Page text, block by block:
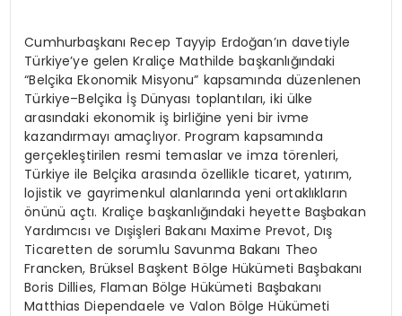
Cumhurbaşkanı Recep Tayyip Erdoğan’ın davetiyle
Türkiye’ye gelen Kraliçe Mathilde başkanlığındaki
“Belçika Ekonomik Misyonu” kapsamında düzenlenen
Türkiye–Belçika İş Dünyası toplantıları, iki ülke
arasındaki ekonomik iş birliğine yeni bir ivme
kazandırmayı amaçlıyor. Program kapsamında
gerçekleştirilen resmi temaslar ve imza törenleri,
Türkiye ile Belçika arasında özellikle ticaret, yatırım,
lojistik ve gayrimenkul alanlarında yeni ortaklıkların
önünü açtı. Kraliçe başkanlığındaki heyette Başbakan
Yardımcısı ve Dışişleri Bakanı Maxime Prevot, Dış
Ticaretten de sorumlu Savunma Bakanı Theo
Francken, Brüksel Başkent Bölge Hükümeti Başbakanı
Boris Dillies, Flaman Bölge Hükümeti Başbakanı
Matthias Diependaele ve Valon Bölge Hükümeti